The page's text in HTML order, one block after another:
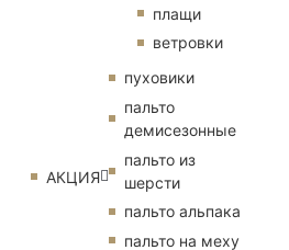
плащи
ветровки
АКЦИЯ
пуховики
пальто
демисезонные
пальто из
шерсти
пальто альпака
пальто на меху